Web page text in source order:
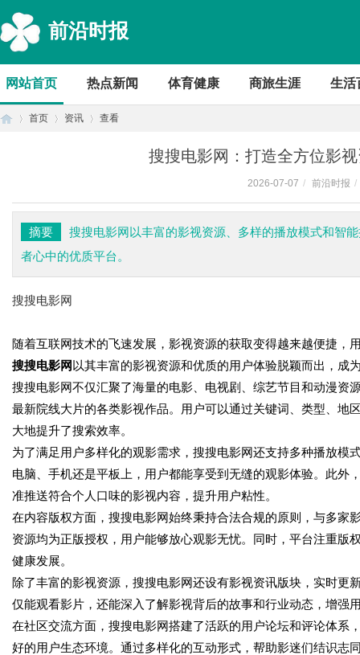
前沿时报
网站首页 热点新闻 体育健康 商旅生涯 生活
首页 资讯 查看
搜搜电影网：打造全方位影
2026-07-07 / 前沿时报 /
摘要
搜搜电影网以丰富的影视资源、多样的播放模式和智
者心中的优质平台。
搜搜电影网
随着互联网技术的飞速发展，影视资源的获取变得越来越便捷
搜搜电影网 以其丰富的影视资源和优质的用户体验脱颖而出，成
搜搜电影网不仅汇聚了海量的电影、电视剧、综艺节目和动漫资
最新院线大片的各类影视作品。用户可以通过关键词、类型、地
大地提升了搜索效率。
为了满足用户多样化的观影需求，搜搜电影网还支持多种播放
电脑、手机还是平板上，用户都能享受到无缝的观影体验。此
准推送符合个人口味的影视内容，提升用户粘性。
在内容版权方面，搜搜电影网始终秉持合法合规的原则，与多家
资源均为正版授权，用户能够放心观影无忧。同时，平台注重
健康发展。
除了丰富的影视资源，搜搜电影网还设有影视资讯版块，实时
仅能观看影片，还能深入了解影视背后的故事和行业动态，增强
在社区交流方面，搜搜电影网搭建了活跃的用户论坛和评论体系
好的用户生态环境。通过多样化的互动形式，帮助影迷们结识志